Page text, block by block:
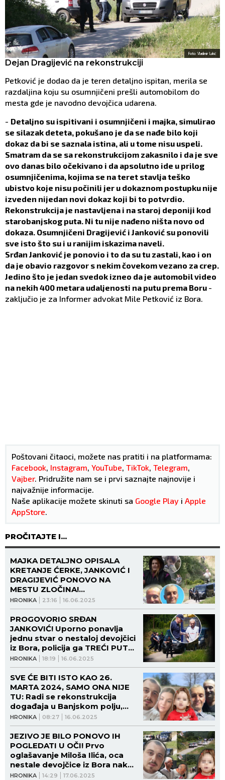
Foto: Vladimir Lukić
Dejan Dragijević na rekonstrukciji
Petković je dodao da je teren detaljno ispitan, merila se
razdaljina koju su osumnjičeni prešli automobilom do
mesta gde je navodno devojčica udarena.
- Detaljno su ispitivani i osumnjičeni i majka, simulirao
se silazak deteta, pokušano je da se nađe bilo koji
dokaz da bi se saznala istina, ali u tome nisu uspeli.
Smatram da se sa rekonstrukcijom zakasnilo i da je sve
ovo danas bilo očekivano i da apsolutno ide u prilog
osumnjičenima, kojima se na teret stavlja teško
ubistvo koje nisu počinili jer u dokaznom postupku nije
izveden nijedan novi dokaz koji bi to potvrdio.
Rekonstrukcija je nastavljena i na staroj deponiji kod
starobanjskog puta. Ni tu nije nađeno ništa novo od
dokaza. Osumnjičeni Dragijević i Janković su ponovili
sve isto što su i u ranijim iskazima naveli.
Srđan Janković je ponovio i to da su tu zastali, kao i on
da je obavio razgovor s nekim čovekom vezano za crep.
Jedino što je jedan svedok izneo da je automobil video
na nekih 400 metara udaljenosti na putu prema Boru -
zaključio je za Informer advokat Mile Petković iz Bora.
Poštovani čitaoci, možete nas pratiti i na platformama:
Facebook Instagram YouTube TikTok Telegram
Vajber. Pridružite nam se i prvi saznajte najnovije i
najvažnije informacije.
Naše aplikacije možete skinuti sa Google Play i Apple
AppStore
PROČITAJTE I...
HRONIKA 23:16 16.06.2025
MAJKA DETALJNO OPISALA
KRETANJE ĆERKE, JANKOVIĆ I
DRAGIJEVIĆ PONOVO NA
MESTU ZLOČINA!
Rekonstrukcija ubistva nestale
devojčice iz Bora trajala 8 sati!
HRONIKA 18:19 16.06.2025
PROGOVORIO SRĐAN
JANKOVIĆ! Uporno ponavlja
jednu stvar o nestaloj devojčici
iz Bora, policija ga TREĆI PUT
izvodi iz marice!
HRONIKA 08:27 16.06.2025
SVE ĆE BITI ISTO KAO 26.
MARTA 2024, SAMO ONA NIJE
TU: Radi se rekonstrukcija
događaja u Banjskom polju,
osumnjičeni muškarci će biti
prisutni!
HRONIKA 14:29 17.06.2025
JEZIVO JE BILO PONOVO IH
POGLEDATI U OČI! Prvo
oglašavanje Miloša Ilića, oca
nestale devojčice iz Bora nakon
rekonstrukcije zločina: DO